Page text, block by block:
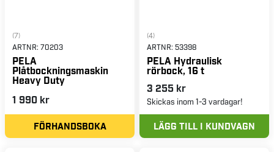
(7)
ARTNR: 70203
PELA
Plåtbockningsmaskin
Heavy Duty
1 990 kr
FÖRHANDSBOKA
(4)
ARTNR: 53398
PELA Hydraulisk
rörbock, 16 t
3 255 kr
Skickas inom 1-3 vardagar!
LÄGG TILL I KUNDVAGN